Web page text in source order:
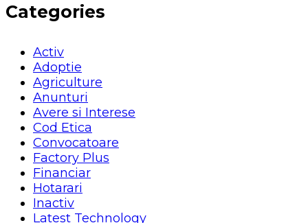
Categories
Activ
Adoptie
Agriculture
Anunturi
Avere si Interese
Cod Etica
Convocatoare
Factory Plus
Financiar
Hotarari
Inactiv
Latest Technology